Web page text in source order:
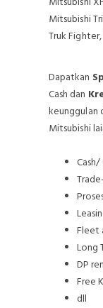
Mitsubishi
Truk
Dapatkan
Cash dan
keunggulan
Mitsubishi
Fleet
Long
DP
Free
dll